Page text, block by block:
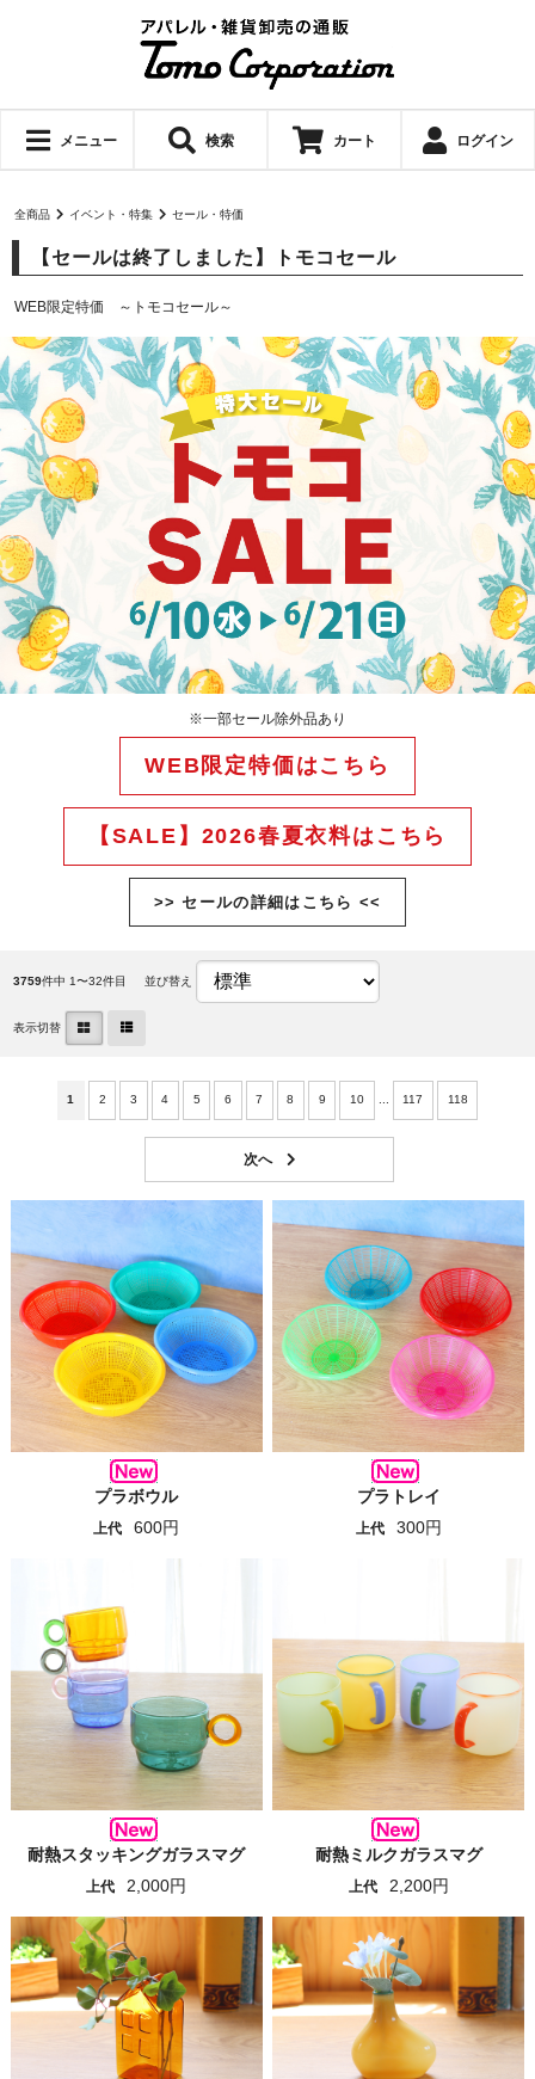
メニュー 検索 カート ログイン
全商品 イベント・特集 セール・特価
【セールは終了しました】トモコセール
WEB限定特価 ～トモコセール～
※一部セール除外品あり
WEB限定特価はこちら
【SALE】2026春夏衣料はこちら
>> セールの詳細はこちら <<
3759件中 1〜32件目 並び替え
表示切替
1 2 3 4 5 6 7 8 9 10 ... 117 118
プラボウル
上代 600円
プラトレイ
上代 300円
耐熱スタッキングガラスマグ
上代 2,000円
耐熱ミルクガラスマグ
上代 2,200円